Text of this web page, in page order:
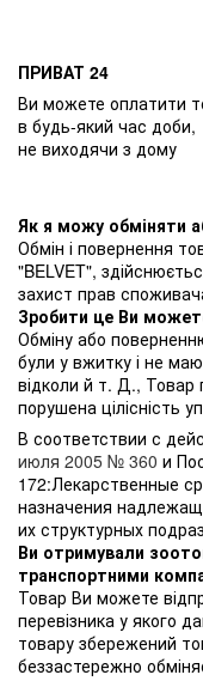
ПРИВАТ 24
Ви можете оплатити
в будь-який час доби,
не виходячи з дому
Як я можу обміняти
Обмін і повернення
"BELVET",
захист прав
Зробити це Ви
Обміну або
були у вжитку і не
відколи й т. Д., Товар
порушена цілісність
В соответствии с
июля 2005 № 360 и
172:Лекарственные
назначения
их структурных
Ви отримували
транспортними
Товар Ви можете
перевізника у якого
товару збережений
беззастережно